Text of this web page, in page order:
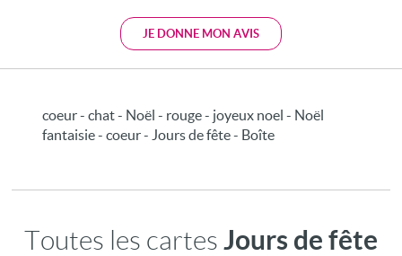
JE DONNE MON AVIS
coeur - chat - Noël - rouge - joyeux noel - Noël
fantaisie - coeur - Jours de fête - Boîte
Toutes les cartes Jours de fête